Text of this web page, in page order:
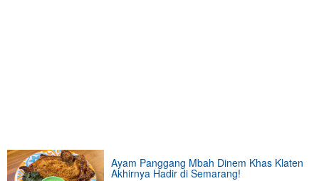
Ayam Panggang Mbah Dinem Khas Klaten
Akhirnya Hadir di Semarang!